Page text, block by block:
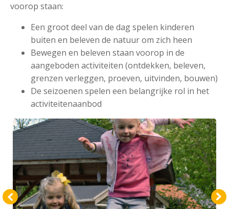
voorop staan:
Een groot deel van de dag spelen kinderen
buiten en beleven de natuur om zich heen
Bewegen en beleven staan voorop in de
aangeboden activiteiten (ontdekken, beleven,
grenzen verleggen, proeven, uitvinden, bouwen)
De seizoenen spelen een belangrijke rol in het
activiteitenaanbod